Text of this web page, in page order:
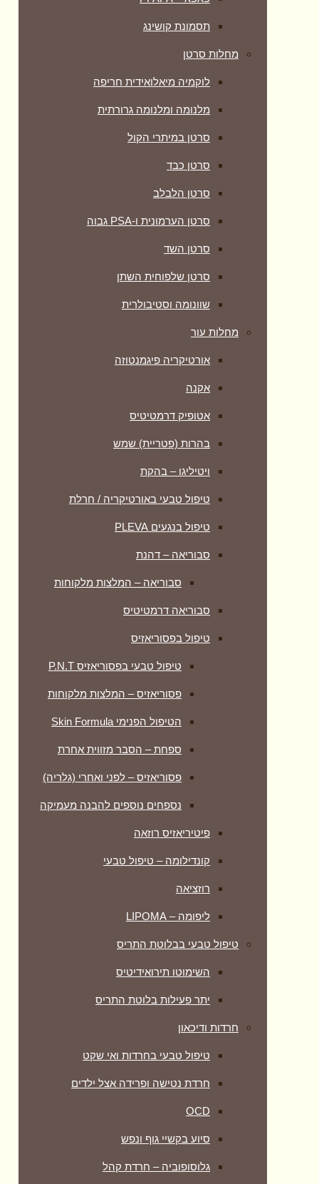
תסמונת קושינג
מחלות סרטן
לוקמיה מיאלואידית חריפה
מלנומה ומלנומה גרורתית
סרטן במיתרי הקול
סרטן כבד
סרטן הלבלב
סרטן הערמונית ו-PSA גבוה
סרטן השד
סרטן שלפוחית השתן
שוונומה וסטיבולרית
מחלות עור
אורטיקריה פיגמנטוזה
אקנה
אטופיק דרמטיטיס
בהרות (פטריית) שמש
ויטיליגו – בהקת
טיפול טבעי באורטיקריה / חרלת
טיפול בנגעים PLEVA
סבוריאה – דהנת
סבוריאה – המלצות מלקוחות
סבוריאה דרמטיטיס
טיפול בפסוריאזיס
טיפול טבעי בפסוריאזיס P.N.T
פסוריאזיס – המלצות מלקוחות
הטיפול הפנימי Skin Formula
ספחת – הסבר מזווית אחרת
פסוריאזיס – לפני ואחרי (גלריה)
נספחים נוספים להבנה מעמיקה
פיטיריאזיס רוזאה
קונדילומה – טיפול טבעי
רוזציאה
ליפומה – LIPOMA
טיפול טבעי בבלוטת התריס
השימוטו תירואידיטיס
יתר פעילות בלוטת התריס
חרדות ודיכאון
טיפול טבעי בחרדות ואי שקט
חרדת נטישה ופרידה אצל ילדים
OCD
סיוע בקשיי גוף ונפש
גלוסופוביה – חרדת קהל